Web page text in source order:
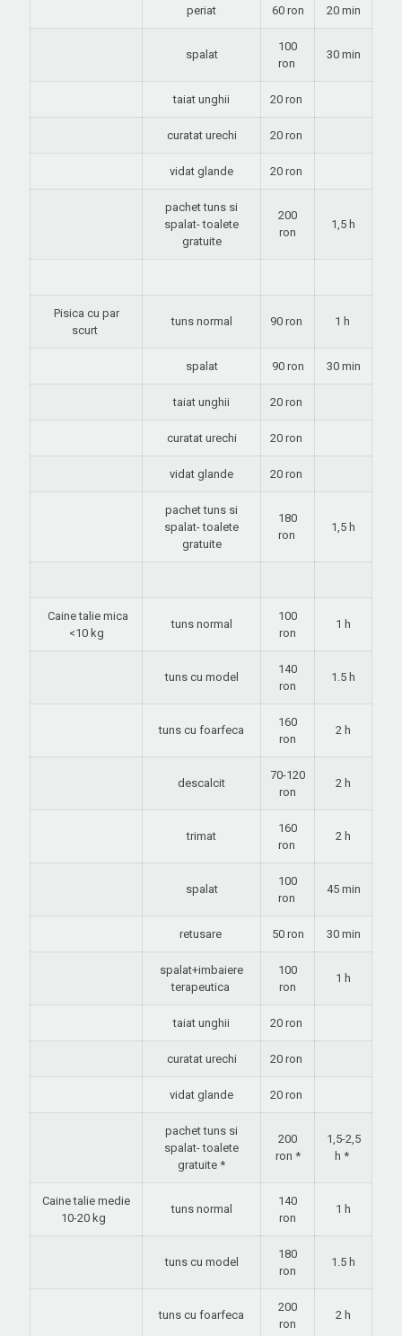
periat 60 ron 20 min
spalat
100
ron
30 min
taiat unghii 20 ron
curatat urechi 20 ron
vidat glande 20 ron
pachet tuns si
spalat- toalete
gratuite
200
ron
1,5 h
Pisica cu par
scurt
tuns normal 90 ron 1 h
spalat 90 ron 30 min
taiat unghii 20 ron
curatat urechi 20 ron
vidat glande 20 ron
pachet tuns si
spalat- toalete
gratuite
180
ron
1,5 h
Caine talie mica
<10 kg
tuns normal
100
ron
1 h
tuns cu model
140
ron
1.5 h
tuns cu foarfeca
160
ron
2 h
descalcit
70-120
ron
2 h
trimat
160
ron
2 h
spalat
100
ron
45 min
retusare 50 ron 30 min
spalat+imbaiere
terapeutica
100
ron
1 h
taiat unghii 20 ron
curatat urechi 20 ron
vidat glande 20 ron
pachet tuns si
spalat- toalete
gratuite *
200
ron *
1,5-2,5
h *
Caine talie medie
10-20 kg
tuns normal
140
ron
1 h
tuns cu model
180
ron
1.5 h
tuns cu foarfeca
200
ron
2 h